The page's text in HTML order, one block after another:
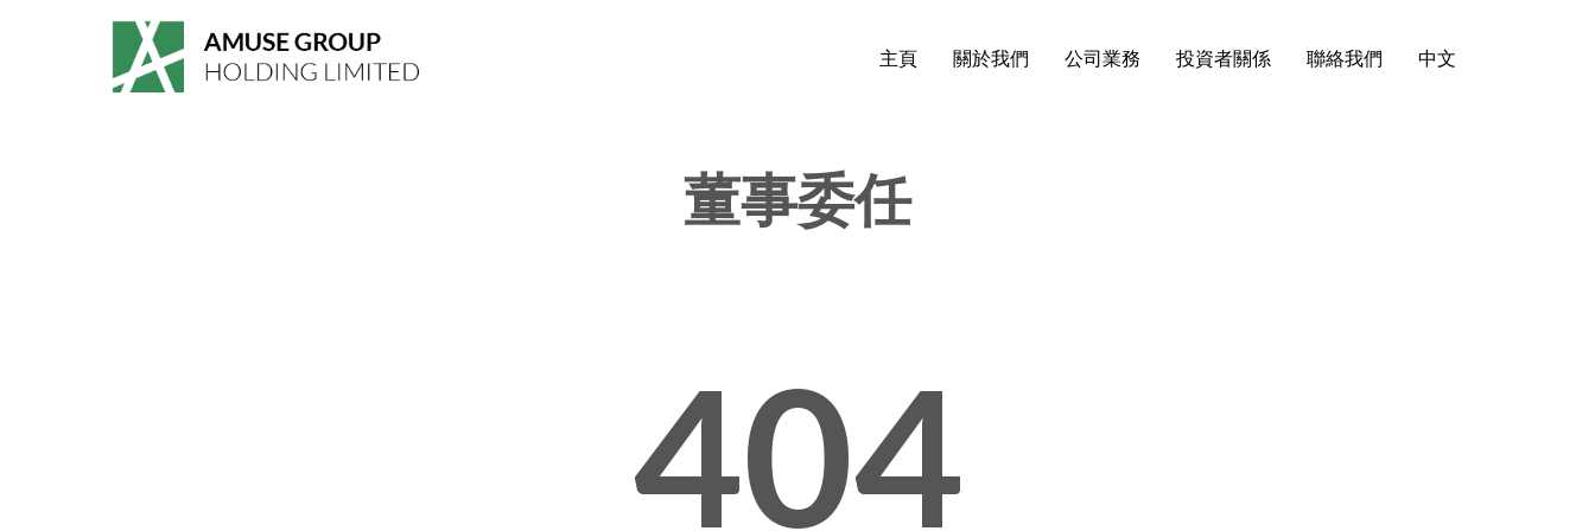
主頁 關於我們 公司業務 投資者關係 聯絡我們 中文
董事委任
404